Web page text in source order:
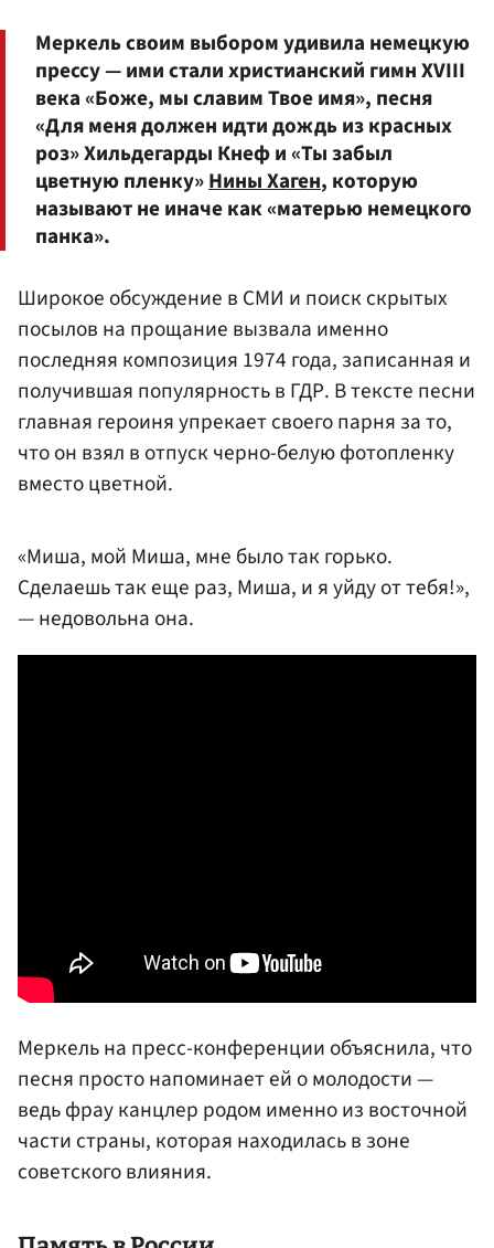
Меркель своим выбором удивила немецкую
прессу — ими стали христианский гимн XVIII
века «Боже, мы славим Твое имя», песня
«Для меня должен идти дождь из красных
роз» Хильдегарды Кнеф и «Ты забыл
цветную пленку»Нины Хаген, которую
называют не иначе как «матерью немецкого
панка».
Широкое обсуждение в СМИ и поиск скрытых
посылов на прощание вызвала именно
последняя композиция 1974 года, записанная и
получившая популярность в ГДР. В тексте песни
главная героиня упрекает своего парня за то,
что он взял в отпуск черно-белую фотопленку
вместо цветной.
«Миша, мой Миша, мне было так горько.
Сделаешь так еще раз, Миша, и я уйду от тебя!»,
— недовольна она.
Меркель на пресс-конференции объяснила, что
песня просто напоминает ей о молодости —
ведь фрау канцлер родом именно из восточной
части страны, которая находилась в зоне
советского влияния.